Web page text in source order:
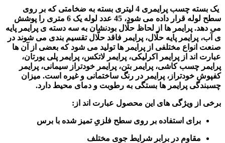
یک بسته چسب پرایمری 4 لیتری بسته به ضخامتی که بر روی
سطح لوله قرار داده می شود، 45 عدد لوله یک 6 متری را پوشش
می دهد. پرایمر ها از لحاظ حلّال بودنشان به سه دسته ی پرایمر پایه
ی آب، پرایمر پایه حلّال، پرایمر فاقد حلّال تقسیم بندی می شوند در
صنعت انواع مختلفی از پرایمر ها تولید می شود که بعضی از آن ها
عبارت اند از پرایمر اکرلیکی، پرایمر لاتکس، پرایمر پلی یورتان،
پرایمر چسب کاشی، پرایمر بتن، پرایمر خودتراز سیمانی، پرایمر
کفپوش خودتراز، پرایمر در رنگ ساختمانی و غیره است. میزان
چسبندگی پرایمر ها بستگی به رطوبت و دمای محیط دارد.
برخی از ویژگی های این محصول عبارت اند از:
برای استفاده بر روی سطح فلزیِ تمیز شده با برس
مقاوم در برابر شرایط جوی مختلف